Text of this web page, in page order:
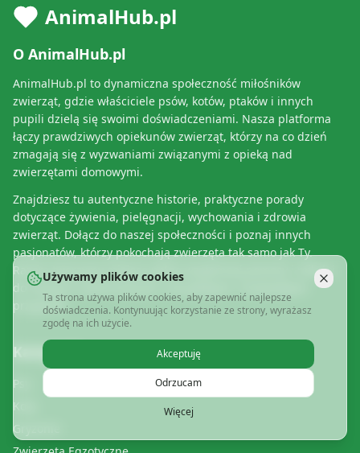
Używamy plików cookies
Ta strona używa plików cookies, aby zapewnić najlepsze
doświadczenia. Kontynuując korzystanie ze strony, wyrażasz
zgodę na ich użycie.
Akceptuję
Odrzucam
Więcej
AnimalHub.pl
O AnimalHub.pl
AnimalHub.pl to dynamiczna społeczność miłośników
zwierząt, gdzie właściciele psów, kotów, ptaków i innych
pupili dzielą się swoimi doświadczeniami. Nasza platforma
łączy prawdziwych opiekunów zwierząt, którzy na co dzień
zmagają się z wyzwaniami związanymi z opieką nad
zwierzętami domowymi.
Znajdziesz tu autentyczne historie, praktyczne porady
dotyczące żywienia, pielęgnacji, wychowania i zdrowia
zwierząt. Dołącz do naszej społeczności i poznaj innych
pasjonatów, którzy pokochają zwierzęta tak samo jak Ty.
Razem tworzymy miejsce pełne wzajemnej pomocy i miłości
do naszych czworonożnych, skrzydlatych i łuskowatych
przyjaciół.
Kategorie
Psy
Koty
Gryzonie